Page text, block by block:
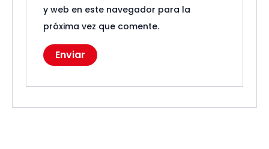
y web en este navegador para la
próxima vez que comente.